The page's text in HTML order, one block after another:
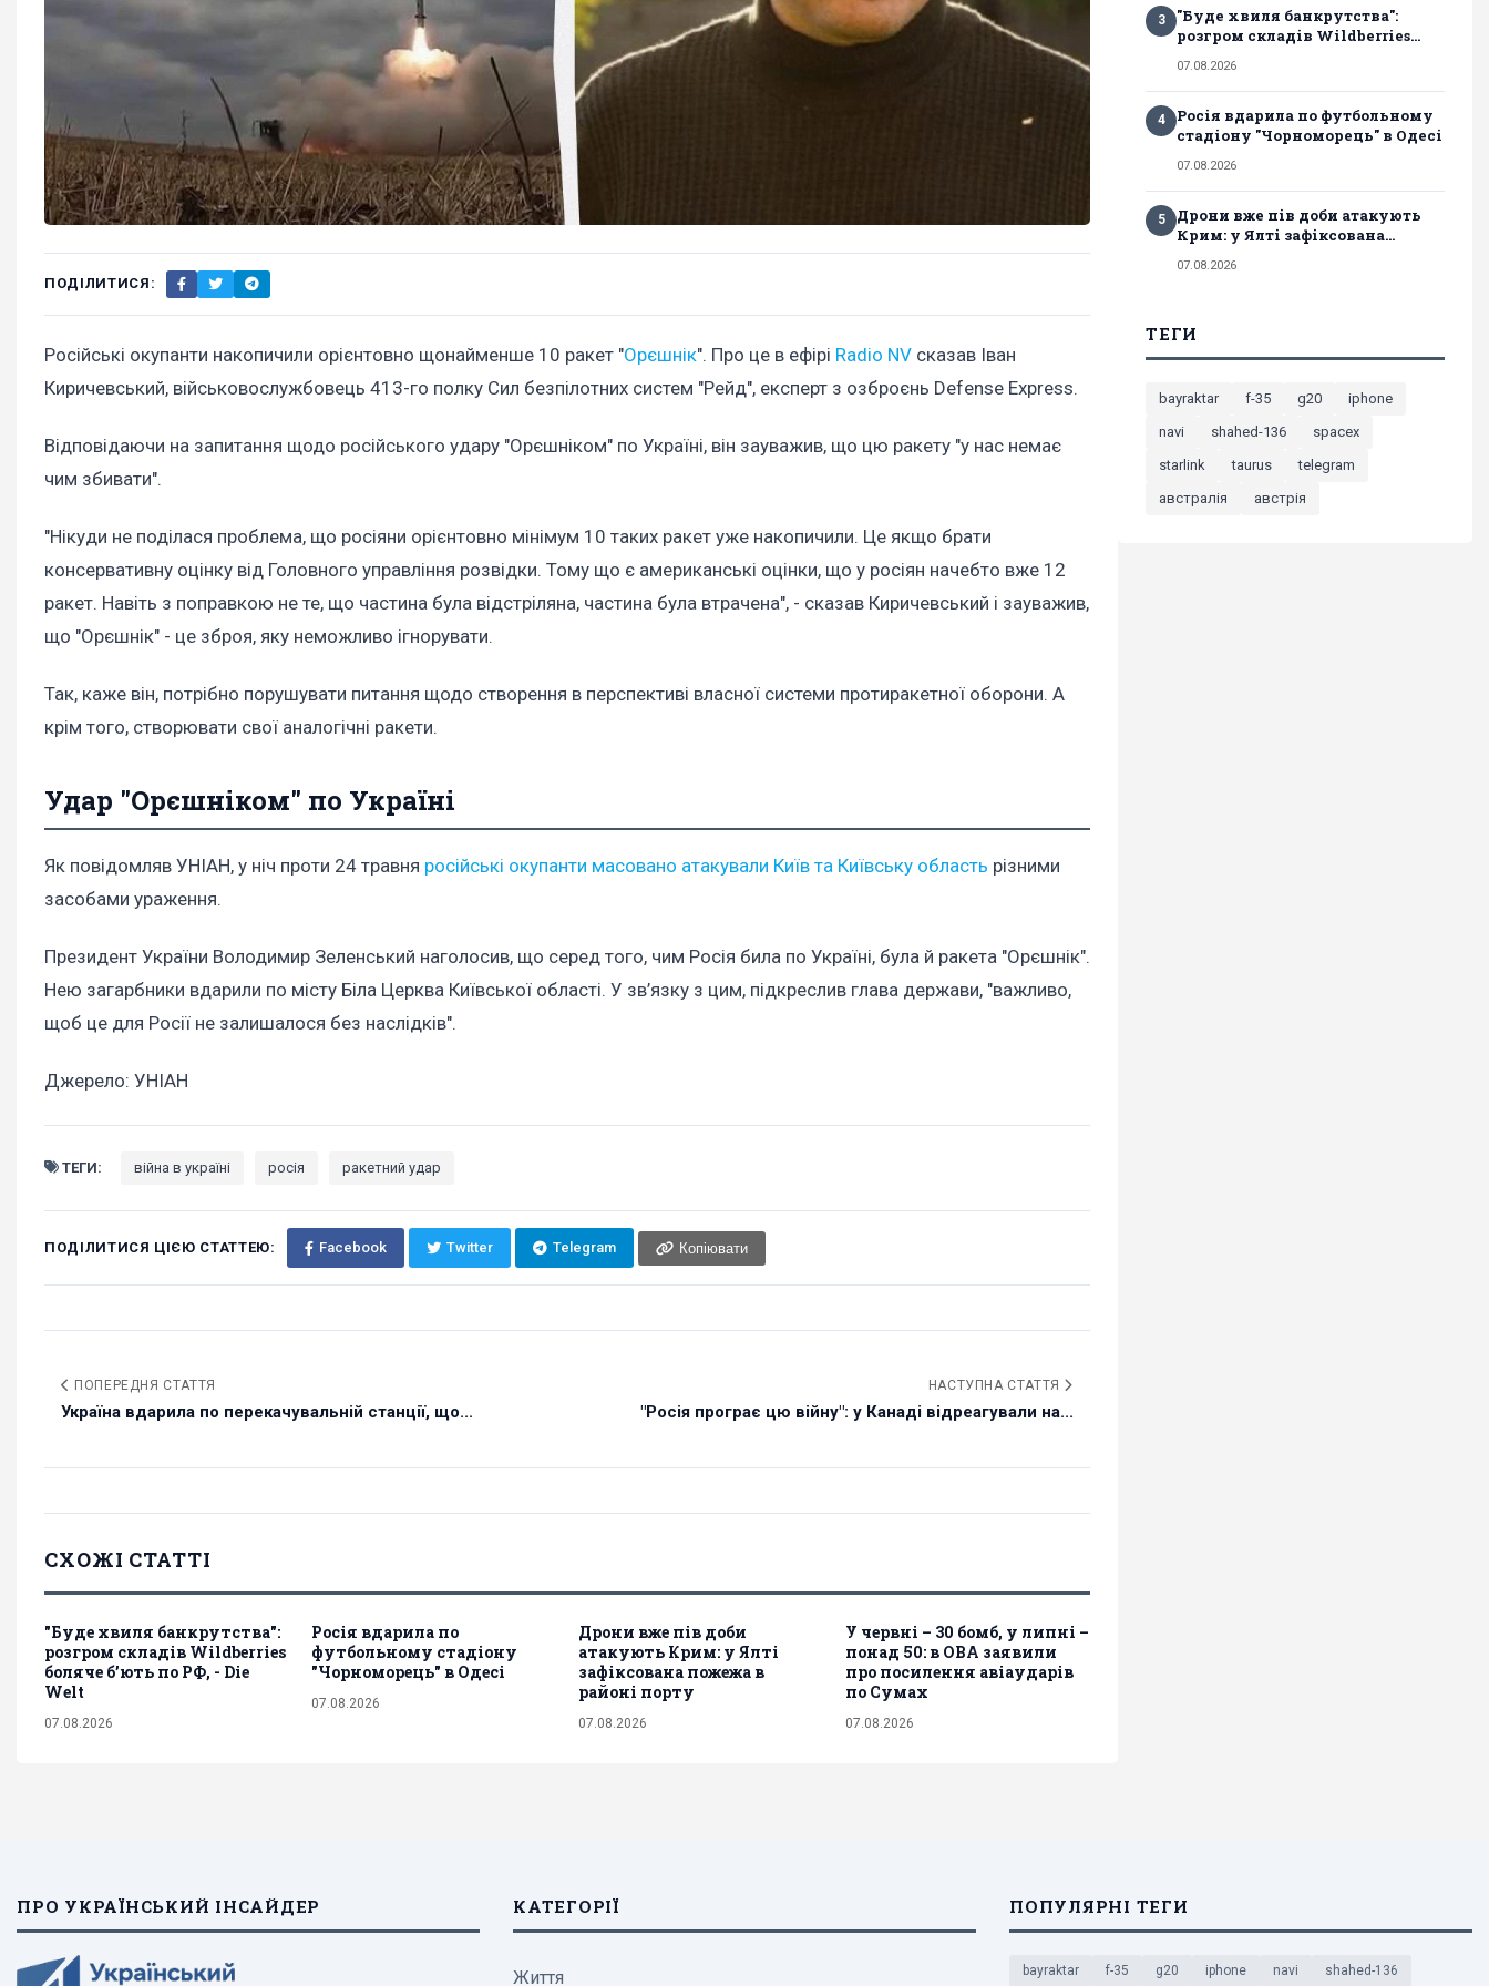
ПОДІЛИТИСЯ:
Російські окупанти накопичили орієнтовно щонайменше 10 ракет "Орєшнік". Про це в ефірі Radio NV сказав Іван
Киричевський, військовослужбовець 413-го полку Сил безпілотних систем "Рейд", експерт з озброєнь Defense Express.
Відповідаючи на запитання щодо російського удару "Орєшніком" по Україні, він зауважив, що цю ракету "у нас немає
чим збивати".
"Нікуди не поділася проблема, що росіяни орієнтовно мінімум 10 таких ракет уже накопичили. Це якщо брати
консервативну оцінку від Головного управління розвідки. Тому що є американські оцінки, що у росіян начебто вже 12
ракет. Навіть з поправкою не те, що частина була відстріляна, частина була втрачена", - сказав Киричевський і зауважив,
що "Орєшнік" - це зброя, яку неможливо ігнорувати.
Так, каже він, потрібно порушувати питання щодо створення в перспективі власної системи протиракетної оборони. А
крім того, створювати свої аналогічні ракети.
Удар "Орєшніком" по Україні
Як повідомляв УНІАН, у ніч проти 24 травня російські окупанти масовано атакували Київ та Київську область різними
засобами ураження.
Президент України Володимир Зеленський наголосив, що серед того, чим Росія била по Україні, була й ракета "Орєшнік".
Нею загарбники вдарили по місту Біла Церква Київської області. У зв’язку з цим, підкреслив глава держави, "важливо,
щоб це для Росії не залишалося без наслідків".
Джерело: УНІАН
ТЕГИ: війна в україні росія ракетний удар
ПОДІЛИТИСЯ ЦІЄЮ СТАТТЕЮ: Facebook Twitter Telegram Копіювати
ПОПЕРЕДНЯ СТАТТЯ
Україна вдарила по перекачувальній станції, що...
НАСТУПНА СТАТТЯ
"Росія програє цю війну": у Канаді відреагували на...
СХОЖІ СТАТТІ
"Буде хвиля банкрутства":
розгром складів Wildberries
боляче бʼють по РФ, - Die
Welt
07.08.2026
Росія вдарила по
футбольному стадіону
"Чорноморець" в Одесі
07.08.2026
Дрони вже пів доби
атакують Крим: у Ялті
зафіксована пожежа в
районі порту
07.08.2026
У червні – 30 бомб, у липні –
понад 50: в ОВА заявили
про посилення авіаударів
по Сумах
07.08.2026
3
"Буде хвиля банкрутства":
розгром складів Wildberries...
07.08.2026
4
Росія вдарила по футбольному
стадіону "Чорноморець" в Одесі
07.08.2026
5
Дрони вже пів доби атакують
Крим: у Ялті зафіксована...
07.08.2026
ТЕГИ
bayraktar f-35 g20
iphone
navi
shahed-136
spacex
starlink
taurus
telegram
австралія
австрія
ПРО УКРАЇНСЬКИЙ ІНСАЙДЕР КАТЕГОРІЇ
Життя
ПОПУЛЯРНІ ТЕГИ
bayraktar f-35 g20 iphone navi shahed-136